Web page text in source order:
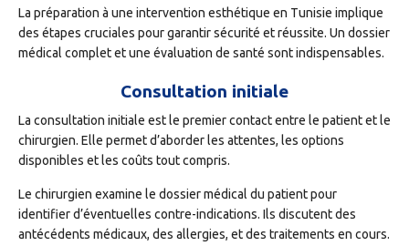
La préparation à une intervention esthétique en Tunisie implique
des étapes cruciales pour garantir sécurité et réussite. Un dossier
médical complet et une évaluation de santé sont indispensables.
Consultation initiale
La consultation initiale est le premier contact entre le patient et le
chirurgien. Elle permet d’aborder les attentes, les options
disponibles et les coûts tout compris.
Le chirurgien examine le dossier médical du patient pour
identifier d’éventuelles contre-indications. Ils discutent des
antécédents médicaux, des allergies, et des traitements en cours.